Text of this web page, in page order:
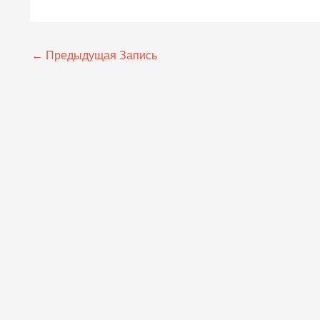
← Предыдущая Запись